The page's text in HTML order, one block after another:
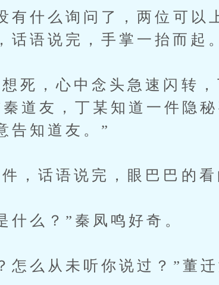
什么询问了，两位可以
话语说完，手掌一抬而起。
死，心中念头急速闪转，
道友，丁某知道一件隐
告知道友。”
话语说完，眼巴巴的看
么？”秦凤鸣好奇。
么从未听你说过？”董迁